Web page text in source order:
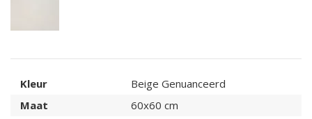
Kleur
Beige Genuanceerd
Maat
60x60 cm